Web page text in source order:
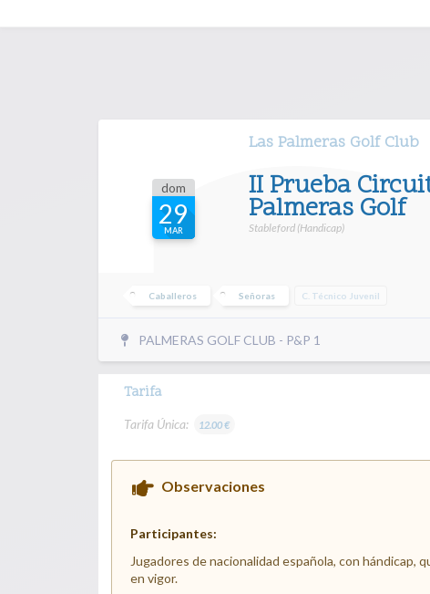
Las Palmeras Golf Club
dom
29
MAR
II Prueba
Palmeras Golf
Stableford (Handicap)
Caballeros Señoras C. Técnico Juvenil
PALMERAS GOLF CLUB - P&P 1
Tarifa
Tarifa Única: 12.00 €
Observaciones
Participantes:
Jugadores de nacionalidad española, con
en vigor.